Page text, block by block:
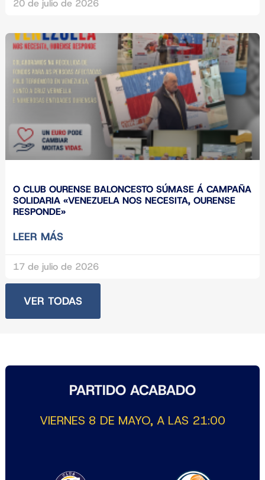
20 de julio de 2026
O CLUB OURENSE BALONCESTO SÚMASE Á CAMPAÑA
SOLIDARIA «VENEZUELA NOS NECESITA, OURENSE
RESPONDE»
LEER MÁS
17 de julio de 2026
VER TODAS
PARTIDO ACABADO
VIERNES 8 DE MAYO, A LAS 21:00